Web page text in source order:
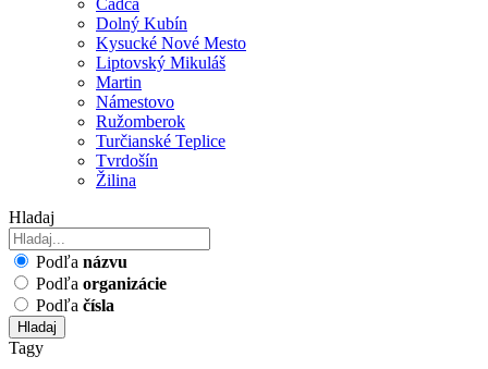
Čadca
Dolný Kubín
Kysucké Nové Mesto
Liptovský Mikuláš
Martin
Námestovo
Ružomberok
Turčianské Teplice
Tvrdošín
Žilina
Hladaj
Podľa názvu
Podľa organizácie
Podľa čísla
Hladaj
Tagy